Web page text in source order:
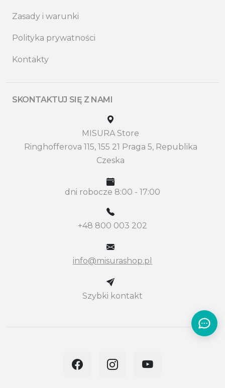
Zasady i warunki
Polityka prywatności
Kontakty
SKONTAKTUJ SIĘ Z NAMI
MISURA Store
Ringhofferova 115, 155 21 Praga 5, Republika
Czeska
dni robocze 8:00 - 17:00
+48 800 003 202
info@misurashop.pl
Szybki kontakt